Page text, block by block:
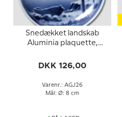
Snedækket landskab
Aluminia plaquette,
DKK 126,00
Varenr.: AGJ26
Mål: Ø: 8 cm